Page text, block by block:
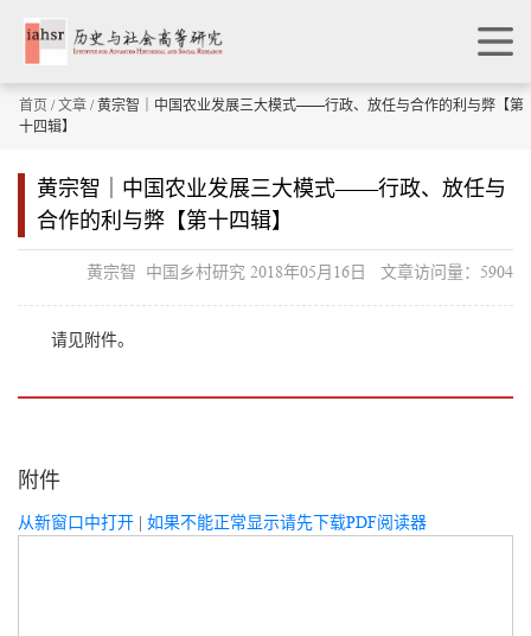
首页 /文章 / 黄宗智｜中国农业发展三大模式——行政、放任与合作的利与弊【第
十四辑】
黄宗智｜中国农业发展三大模式——行政、放任与
合作的利与弊【第十四辑】
黄宗智 中国乡村研究 2018年05月16日 文章访问量：5904
请见附件。
附件
从新窗口中打开 | 如果不能正常显示请先下载PDF阅读器